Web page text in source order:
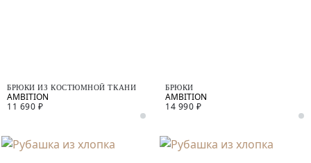
БРЮКИ ИЗ КОСТЮМНОЙ ТКАНИ
11 690 ₽
БРЮКИ
14 990 ₽